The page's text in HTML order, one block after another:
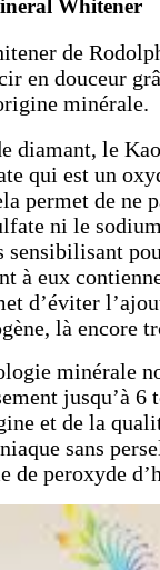
Whitener
de
en douceur
minérale.
diamant, le
qui est un
permet de ne
ni le
sensibilisant
à eux
d’éviter
là encore
minérale
jusqu’à 6
et de la
sans
de peroxyde